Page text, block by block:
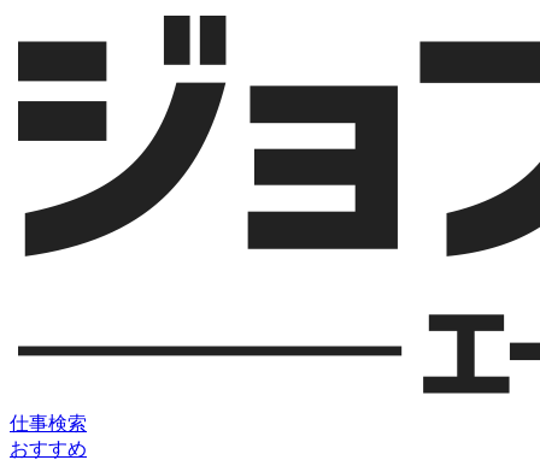
仕事検索
おすすめ